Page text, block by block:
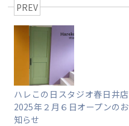
PREV
ハレこの日スタジオ春日井店
2025年２月６日オープンのお
知らせ